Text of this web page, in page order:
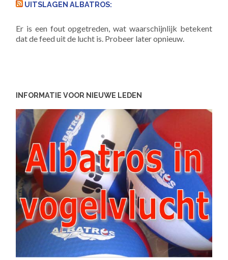
UITSLAGEN ALBATROS:
Er is een fout opgetreden, wat waarschijnlijk betekent
dat de feed uit de lucht is. Probeer later opnieuw.
INFORMATIE VOOR NIEUWE LEDEN